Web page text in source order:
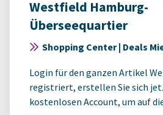
Westfield Hamburg-
Überseequartier
Shopping Center | Deals
Login für den ganzen Artikel
registriert, erstellen Sie sich
kostenlosen Account, um auf